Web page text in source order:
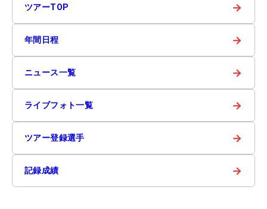
ツアーTOP →
年間日程 →
ニュース一覧 →
ライブフォト一覧 →
ツアー登録選手 →
記録成績 →